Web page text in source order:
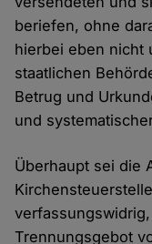
beriefen, ohne
hierbei eben nicht
staatlichen
Betrug und
und
Überhaupt sei die
Trennungsgebot